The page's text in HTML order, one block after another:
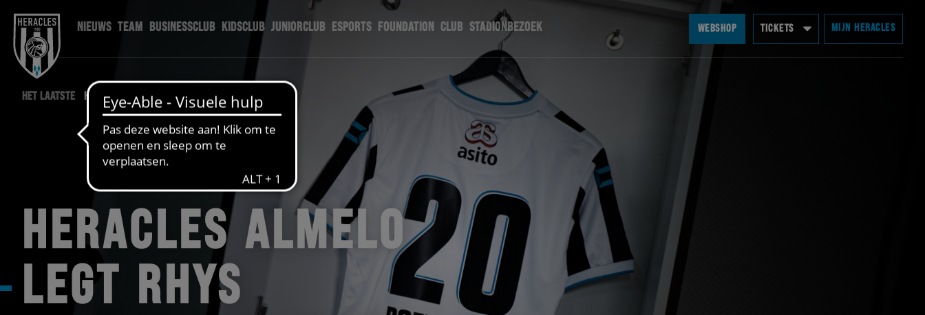
NIEUWS TEAM BUSINESSCLUB KIDSCLUB JUNIORCLUB ESPORTS FOUNDATION CLUB STADIONBEZOEK WEBSHOP TICKETS MIJN HERACLES
HET LAATSTE HERACLES NIEUWS
HERACLES ALMELO
LEGT RHYS